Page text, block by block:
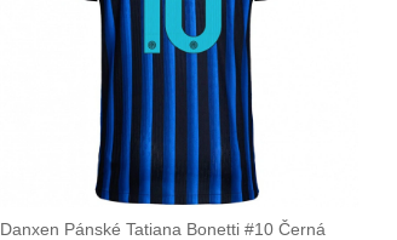
Danxen Pánské Tatiana Bonetti #10 Černá